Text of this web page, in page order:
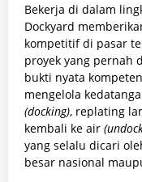
Bekerja di dalam
Dockyard
kompetitif di pasar
proyek yang pernah
bukti nyata
mengelola
(docking), replating
kembali ke air
yang selalu dicari
besar nasional